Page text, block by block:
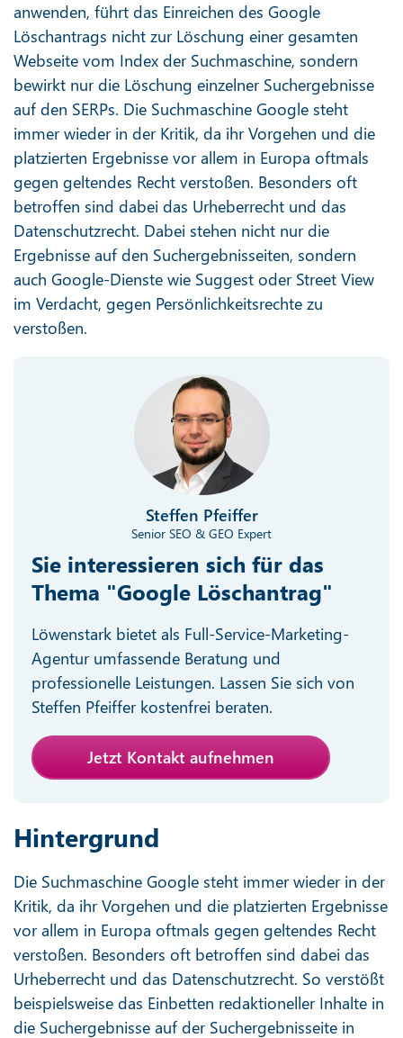
anwenden, führt das Einreichen des Google
Löschantrags nicht zur Löschung einer gesamten
Webseite vom Index der Suchmaschine, sondern
bewirkt nur die Löschung einzelner Suchergebnisse
auf den SERPs. Die Suchmaschine Google steht
immer wieder in der Kritik, da ihr Vorgehen und die
platzierten Ergebnisse vor allem in Europa oftmals
gegen geltendes Recht verstoßen. Besonders oft
betroffen sind dabei das Urheberrecht und das
Datenschutzrecht. Dabei stehen nicht nur die
Ergebnisse auf den Suchergebnisseiten, sondern
auch Google-Dienste wie Suggest oder Street View
im Verdacht, gegen Persönlichkeitsrechte zu
verstoßen.
Steffen Pfeiffer
Senior SEO & GEO Expert
Sie interessieren sich für das
Thema "Google Löschantrag"
Löwenstark bietet als Full-Service-Marketing-
Agentur umfassende Beratung und
professionelle Leistungen. Lassen Sie sich von
Steffen Pfeiffer kostenfrei beraten.
Jetzt Kontakt aufnehmen
Hintergrund
Die Suchmaschine Google steht immer wieder in der
Kritik, da ihr Vorgehen und die platzierten Ergebnisse
vor allem in Europa oftmals gegen geltendes Recht
verstoßen. Besonders oft betroffen sind dabei das
Urheberrecht und das Datenschutzrecht. So verstößt
beispielsweise das Einbetten redaktioneller Inhalte in
die Suchergebnisse auf der Suchergebnisseite in